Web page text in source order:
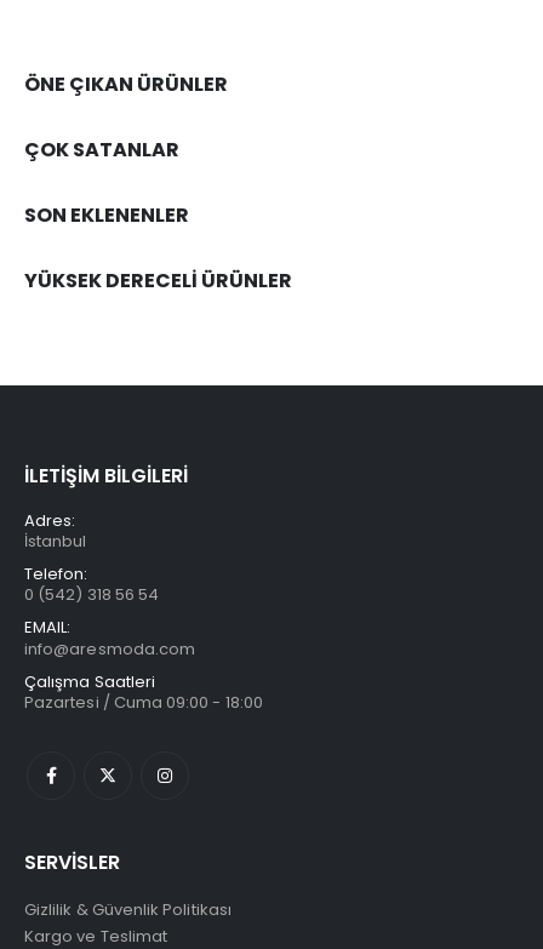
ÖNE ÇIKAN ÜRÜNLER
ÇOK SATANLAR
SON EKLENENLER
YÜKSEK DERECELİ ÜRÜNLER
İLETİŞİM BİLGİLERİ
Adres:
İstanbul
Telefon:
0 (542) 318 56 54
EMAIL:
info@aresmoda.com
Çalışma Saatleri
Pazartesi / Cuma 09:00 - 18:00
SERVİSLER
Gizlilik & Güvenlik Politikası
Kargo ve Teslimat